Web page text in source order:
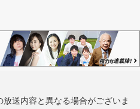
送内容と異なる場合がございま